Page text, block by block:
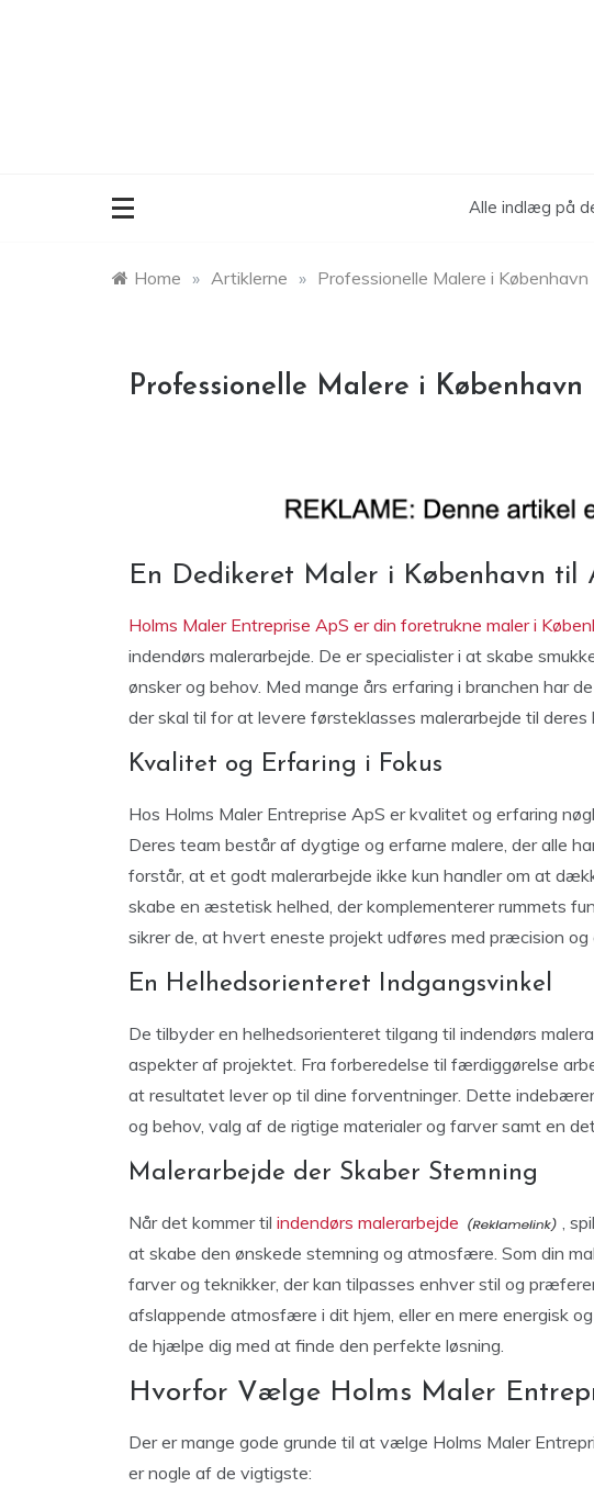
Alle indlæg på
Home » Artiklerne » Professionelle Malere i København
Professionelle Malere i København
En Dedikeret Maler i København til
Holms Maler Entreprise ApS er din foretrukne maler i
indendørs malerarbejde. De er specialister i at skabe
ønsker og behov. Med mange års erfaring i branchen har
der skal til for at levere førsteklasses malerarbejde til deres
Kvalitet og Erfaring i Fokus
Hos Holms Maler Entreprise ApS er kvalitet og erfaring
Deres team består af dygtige og erfarne malere, der alle
forstår, at et godt malerarbejde ikke kun handler om at
skabe en æstetisk helhed, der komplementerer rummets
sikrer de, at hvert eneste projekt udføres med præcision og
En Helhedsorienteret Indgangsvinkel
De tilbyder en helhedsorienteret tilgang til indendørs
aspekter af projektet. Fra forberedelse til færdiggørelse
at resultatet lever op til dine forventninger. Dette
og behov, valg af de rigtige materialer og farver samt en
Malerarbejde der Skaber Stemning
Når det kommer til indendørs malerarbejde
,
at skabe den ønskede stemning og atmosfære. Som din
farver og teknikker, der kan tilpasses enhver stil og
afslappende atmosfære i dit hjem, eller en mere energisk
de hjælpe dig med at finde den perfekte løsning.
Hvorfor Vælge Holms Maler
Der er mange gode grunde til at vælge Holms Maler
er nogle af de vigtigste: